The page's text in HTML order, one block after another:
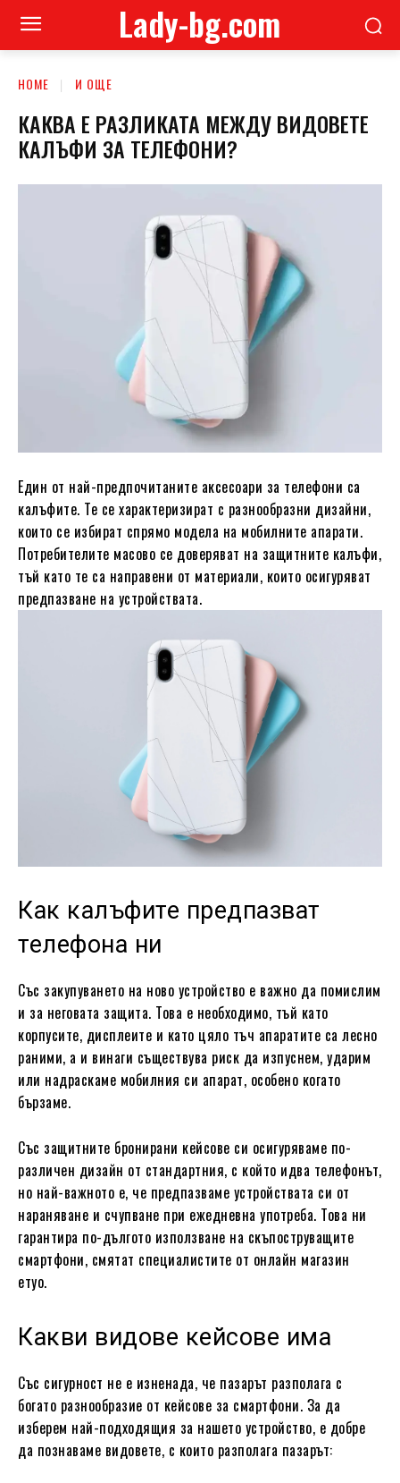
Lady-bg.com
HOME И ОЩЕ
КАКВА Е РАЗЛИКАТА МЕЖДУ ВИДОВЕТЕ
КАЛЪФИ ЗА ТЕЛЕФОНИ?
Един от най-предпочитаните аксесоари за телефони са
калъфите. Те се характеризират с разнообразни дизайни,
които се избират спрямо модела на мобилните апарати.
Потребителите масово се доверяват на защитните калъфи,
тъй като те са направени от материали, които осигуряват
предпазване на устройствата.
Как калъфите предпазват
телефона ни
Със закупуването на ново устройство е важно да помислим
и за неговата защита. Това е необходимо, тъй като
корпусите, дисплеите и като цяло тъч апаратите са лесно
раними, а и винаги съществува риск да изпуснем, ударим
или надраскаме мобилния си апарат, особено когато
бързаме.
Със защитните бронирани кейсове си осигуряваме по-
различен дизайн от стандартния, с който идва телефонът,
но най-важното е, че предпазваме устройствата си от
нараняване и счупване при ежедневна употреба. Това ни
гарантира по-дългото използване на скъпоструващите
смартфони, смятат специалистите от онлайн магазин
етуо.
Какви видове кейсове има
Със сигурност не е изненада, че пазарът разполага с
богато разнообразие от кейсове за смартфони. За да
изберем най-подходящия за нашето устройство, е добре
да познаваме видовете, с които разполага пазарът: